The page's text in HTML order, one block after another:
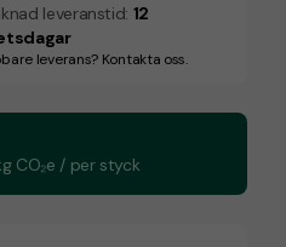
leveranstid: 12
leverans? Kontakta oss.
CO₂e / per styck